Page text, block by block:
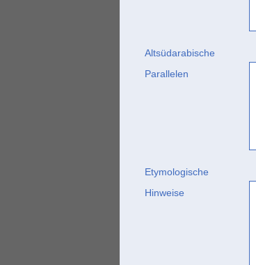
Altsüdarabische
Parallelen
Etymologische
Hinweise